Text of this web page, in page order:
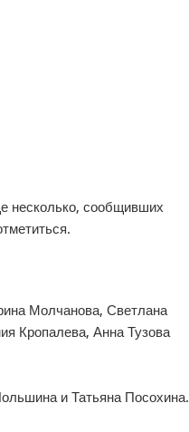
несколько, сообщивших
Молчанова, Светлана
Кропалева, Анна Тузова
и Татьяна Посохина.